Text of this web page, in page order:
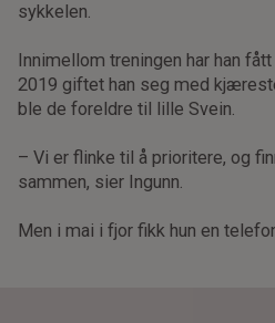
sykkelen.
Innimellom treningen har han
2019 giftet han seg med
ble de foreldre til lille Svein.
– Vi er flinke til å prioritere, og
sammen, sier Ingunn.
Men i mai i fjor fikk hun en